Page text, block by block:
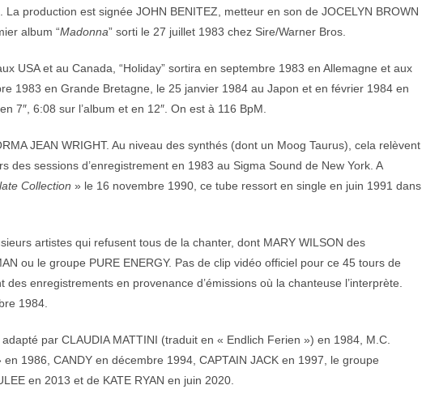
La production est signée JOHN BENITEZ, metteur en son de JOCELYN BROWN
album “Madonna” sorti le 27 juillet 1983 chez Sire/Warner Bros.
USA et au Canada, “Holiday” sortira en septembre 1983 en Allemagne et aux
1983 en Grande Bretagne, le 25 janvier 1984 au Japon et en février 1984 en
7″, 6:08 sur l’album et en 12″. On est à 116 BpM.
JEAN WRIGHT. Au niveau des synthés (dont un Moog Taurus), cela relèvent
des sessions d’enregistrement en 1983 au Sigma Sound de New York. A
Collection » le 16 novembre 1990, ce tube ressort en single en juin 1991 dans
artistes qui refusent tous de la chanter, dont MARY WILSON des
ou le groupe PURE ENERGY. Pas de clip vidéo officiel pour ce 45 tours de
enregistrements en provenance d’émissions où la chanteuse l’interprète.
1984.
par CLAUDIA MATTINI (traduit en « Endlich Ferien ») en 1984, M.C.
en 1986, CANDY en décembre 1994, CAPTAIN JACK en 1997, le groupe
en 2013 et de KATE RYAN en juin 2020.